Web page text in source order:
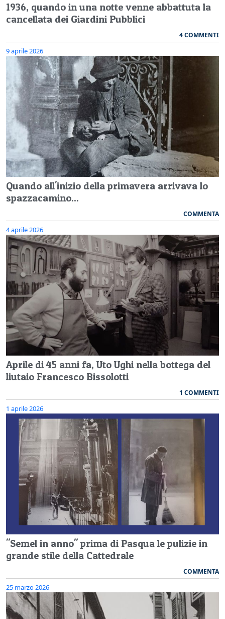
1936, quando in una notte venne abbattuta la
cancellata dei Giardini Pubblici
4 COMMENTI
9 aprile 2026
Quando all'inizio della primavera arrivava lo
spazzacamino...
COMMENTA
4 aprile 2026
Aprile di 45 anni fa, Uto Ughi nella bottega del
liutaio Francesco Bissolotti
1 COMMENTI
1 aprile 2026
"Semel in anno" prima di Pasqua le pulizie in
grande stile della Cattedrale
COMMENTA
25 marzo 2026